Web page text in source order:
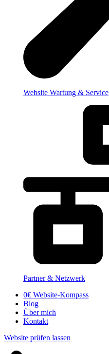
Website Wartung & Service
Partner & Netzwerk
0€ Website-Kompass
Blog
Über mich
Kontakt
Website prüfen lassen